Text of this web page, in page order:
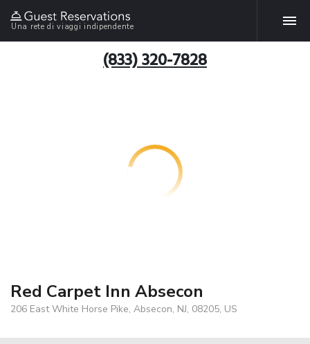
Una rete di viaggi indipendente
(833) 320-7828
Red Carpet Inn Absecon
206 East White Horse Pike, Absecon, NJ, 08205, US